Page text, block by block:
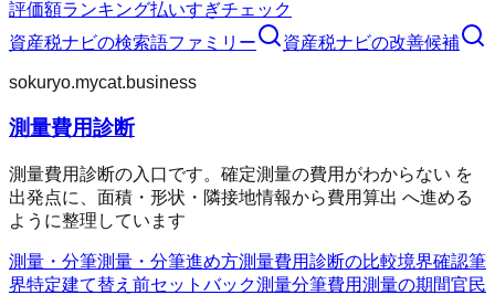
評価額ランキング払いすぎチェック
資産税ナビの検索語ファミリー 資産税ナビの改善候補
sokuryo.mycat.business
測量費用診断
測量費用診断の入口です。確定測量の費用がわからない を
出発点に、面積・形状・隣接地情報から費用算出 へ進める
ように整理しています
測量・分筆測量・分筆進め方測量費用診断の比較境界確認筆
界特定建て替え前セットバック測量分筆費用測量の期間官民